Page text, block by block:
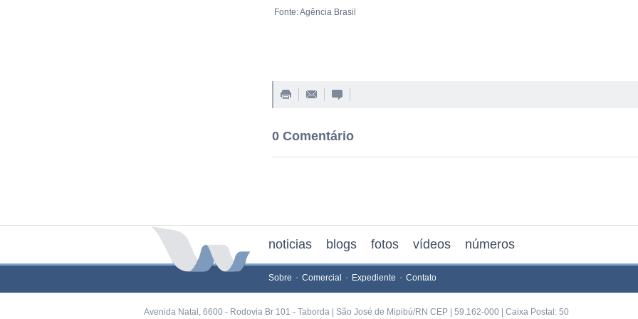
Fonte: Agência Brasil
0 Comentário
noticias blogs fotos vídeos números
Sobre Comercial Expediente Contato
Avenida Natal, 6600 - Rodovia Br 101 - Taborda | São José de Mipibú/RN CEP | 59.162-000 | Caixa Postal: 50